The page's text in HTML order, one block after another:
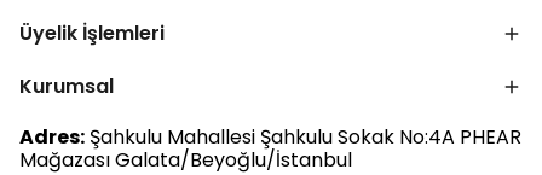
Üyelik İşlemleri
Kurumsal
Adres: Şahkulu Mahallesi Şahkulu Sokak No:4A PHEAR
Mağazası Galata/Beyoğlu/İstanbul